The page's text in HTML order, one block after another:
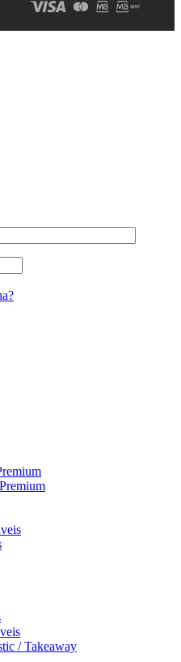
/ Takeaway